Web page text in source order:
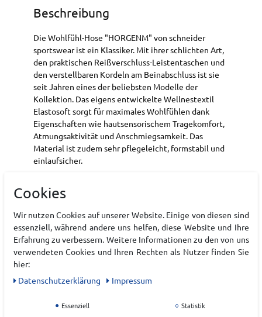
Beschreibung
Die Wohlfühl-Hose "HORGENM" von schneider
sportswear ist ein Klassiker. Mit ihrer schlichten Art,
den praktischen Reißverschluss-Leistentaschen und
den verstellbaren Kordeln am Beinabschluss ist sie
seit Jahren eines der beliebsten Modelle der
Kollektion. Das eigens entwickelte Wellnestextil
Elastosoft sorgt für maximales Wohlfühlen dank
Eigenschaften wie hautsensorischem Tragekomfort,
Atmungsaktivität und Anschmiegsamkeit. Das
Material ist zudem sehr pflegeleicht, formstabil und
einlaufsicher.
22170364
EAN:
4009675615447
Materialzusammensetzung: 65% Baumwolle, 25%
Polyester, 10% Elasthan
SCHNEIDER SPORTSWEAR
Cookies
Wir nutzen Cookies auf unserer Website. Einige von diesen sind
essenziell, während andere uns helfen, diese Website und Ihre
Erfahrung zu verbessern. Weitere Informationen zu den von uns
verwendeten Cookies und Ihren Rechten als Nutzer finden Sie
hier:
Daten­schutz­erklärung
Impressum
Essenziell
Statistik